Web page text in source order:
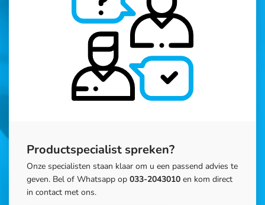
Productspecialist spreken?
Onze specialisten staan klaar om u een passend advies te
geven. Bel of Whatsapp op 033-2043010 en kom direct
in contact met ons.